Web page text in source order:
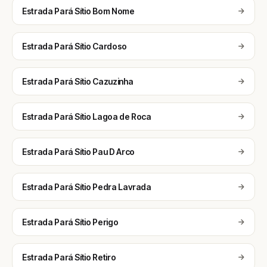
Estrada Pará Sítio Bom Nome
Estrada Pará Sítio Cardoso
Estrada Pará Sítio Cazuzinha
Estrada Pará Sítio Lagoa de Roca
Estrada Pará Sítio Pau D Arco
Estrada Pará Sítio Pedra Lavrada
Estrada Pará Sítio Perigo
Estrada Pará Sítio Retiro